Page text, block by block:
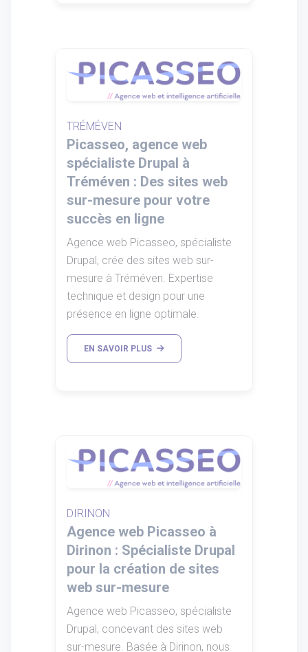
TRÉMÉVEN
Picasseo, agence web
spécialiste Drupal à
Tréméven : Des sites web
sur-mesure pour votre
succès en ligne
Agence web Picasseo, spécialiste
Drupal, crée des sites web sur-
mesure à Tréméven. Expertise
technique et design pour une
présence en ligne optimale.
EN SAVOIR PLUS
DIRINON
Agence web Picasseo à
Dirinon : Spécialiste Drupal
pour la création de sites
web sur-mesure
Agence web Picasseo, spécialiste
Drupal, concevant des sites web
sur-mesure. Basée à Dirinon, nous